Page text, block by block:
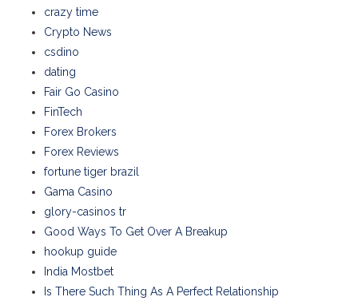
crazy time
Crypto News
csdino
dating
Fair Go Casino
FinTech
Forex Brokers
Forex Reviews
fortune tiger brazil
Gama Casino
glory-casinos tr
Good Ways To Get Over A Breakup
hookup guide
India Mostbet
Is There Such Thing As A Perfect Relationship